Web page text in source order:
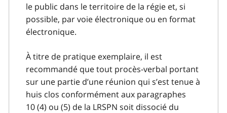
le public dans le territoire de la régie et, si
possible, par voie électronique ou en format
électronique.
À titre de pratique exemplaire, il est
recommandé que tout procès-verbal portant
sur une partie d’une réunion qui s’est tenue à
huis clos conformément aux paragraphes
10 (4) ou (5) de la LRSPN soit dissocié du